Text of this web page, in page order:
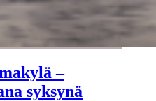
–
syksynä